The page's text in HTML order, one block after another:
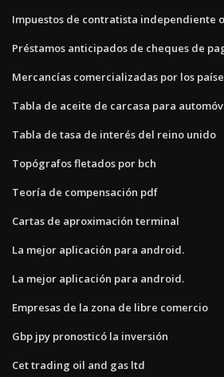
Impuestos de contratista independiente
Préstamos anticipados de cheques de
Mercancías comercializadas por los
Tabla de aceite de carcasa para
Tabla de tasa de interés del reino unido
Topógrafos fletados por bch
Teoría de compensación pdf
Cartas de aproximación terminal
La mejor aplicación para android.
La mejor aplicación para android.
Empresas de la zona de libre comercio
Gbp jpy pronosticó la inversión
Cet trading oil and gas ltd